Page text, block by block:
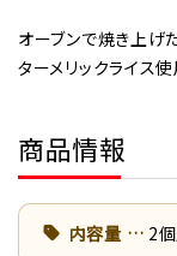
オーブンで焼き上げ
ターメリックライス使
商品情報
内容量 2